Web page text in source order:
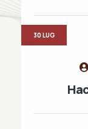
30 LUG